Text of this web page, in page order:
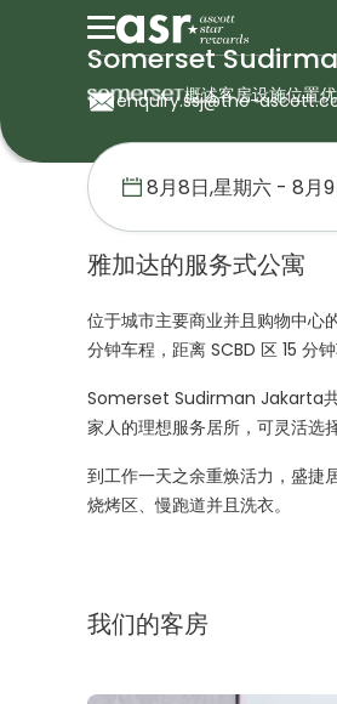
概述客房设施位置
Somerset
enquiry.ssj@the-
首页 盛捷服务公寓 印度尼西亚
雅加达的服务式公寓
位于城市主要商业并且购物中
分钟车程，距离 SCBD 区 15 分
Somerset Sudirman Jakarta共
家人的理想服务居所，可灵活选
到工作一天之余重焕活力，盛捷
烧烤区、慢跑道并且洗衣。
我们的客房